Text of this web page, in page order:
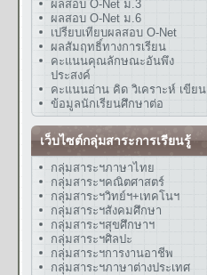
ผลสอบ O-Net ม.3
ผลสอบ O-Net ม.6
เปรียบเทียบผลสอบ O-Net
ผลสัมฤทธิ์ทางการเรียน
คะแนนคุณลักษณะอันพึง
ประสงค์
คะแนนอ่าน คิด วิเคราะห์ เขียน
ข้อมูลนักเรียนศึกษาต่อ
เว็บไซต์กลุ่มสาระการเรียนรู้
กลุ่มสาระฯภาษาไทย
กลุ่มสาระฯคณิตศาสตร์
กลุ่มสาระฯวิทย์ฯ+เทคโนฯ
กลุ่มสาระฯสังคมศึกษา
กลุ่มสาระฯสุขศึกษาฯ
กลุ่มสาระฯศิลปะ
กลุ่มสาระฯการงานอาชีพ
กลุ่มสาระฯภาษาต่างประเทศ